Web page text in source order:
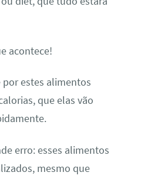
acontece!
estes alimentos
que elas vão
erro: esses alimentos
mesmo que